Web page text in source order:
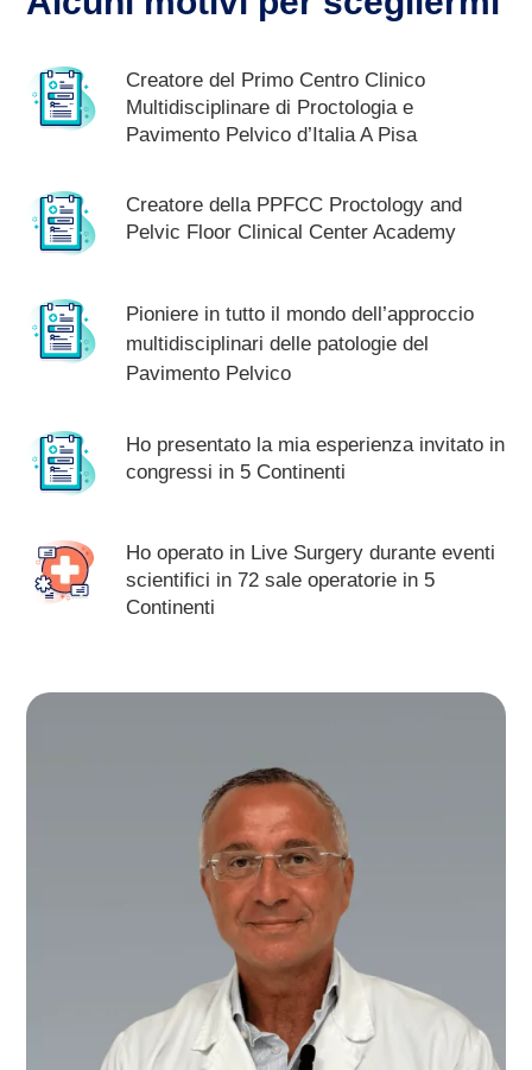
Creatore del Primo Centro Clinico
Multidisciplinare di Proctologia e
Pavimento Pelvico d’Italia A Pisa
Creatore della PPFCC Proctology and
Pelvic Floor Clinical Center Academy
Pioniere in tutto il mondo dell’approccio
multidisciplinari delle patologie del
Pavimento Pelvico
Ho presentato la mia esperienza invitato in
congressi in 5 Continenti
Ho operato in Live Surgery durante eventi
scientifici in 72 sale operatorie in 5
Continenti